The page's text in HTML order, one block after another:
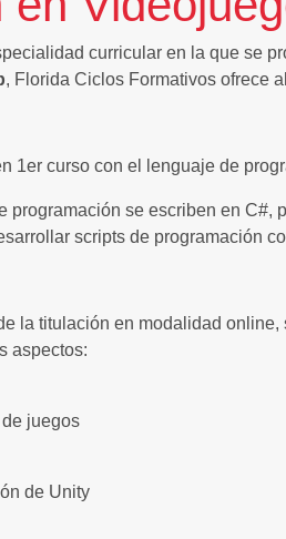
curricular en la que se
, Florida Ciclos Formativos ofrece
1er curso con el lenguaje de
programación se escriben en
scripts de programación
la titulación en modalidad
aspectos:
de juegos
de Unity